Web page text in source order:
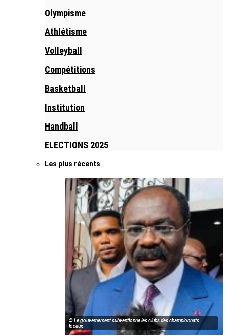
Olympisme
Athlétisme
Volleyball
Compétitions
Basketball
Institution
Handball
ELECTIONS 2025
Les plus récents
© Le gouvernement subventionne les clubs des championnats
locaux